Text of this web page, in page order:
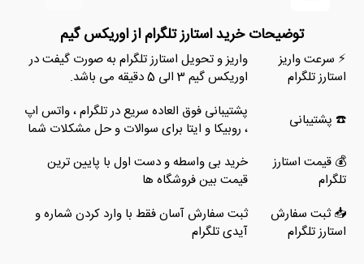
توضیحات خرید استارز تلگرام از اوریکس گیم
⚡ سرعت واریز
استارز تلگرام
واریز و تحویل استارز تلگرام به صورت گیفت در
اوریکس گیم 3 الی 5 دقیقه می باشد.
☎️ پشتیبانی
پشتیبانی فوق العاده سریع در تلگرام ، واتس اپ
، روبیکا و ایتا برای سوالات و حل مشکلات شما
💰 قیمت استارز
تلگرام
خرید بی واسطه و دست اول با پایین ترین
قیمت بین فروشگاه ها
📥 ثبت سفارش
استارز تلگرام
ثبت سفارش آسان فقط با وارد کردن شماره و
آیدی تلگرام